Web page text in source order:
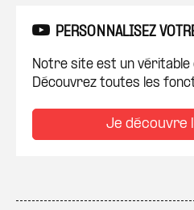
PERSONNALISEZ
Notre site est un véritable
Découvrez toutes les
Je découvre